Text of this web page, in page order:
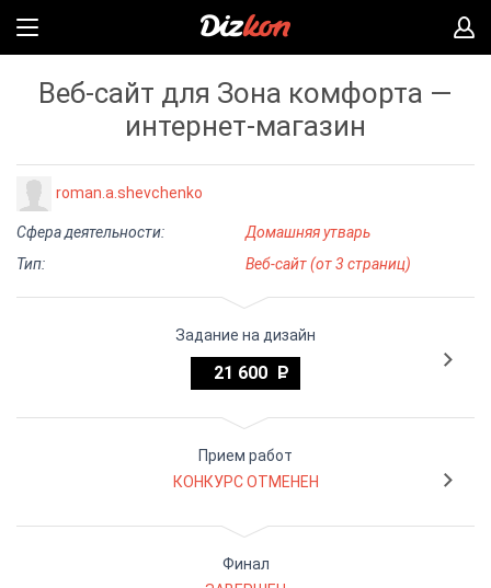
Веб-сайт для Зона комфорта —
интернет-магазин
roman.a.shevchenko
Сфера деятельности:
Домашняя утварь
Тип:
Веб-сайт (от 3 страниц)
Задание на дизайн
21 600
Прием работ
КОНКУРС ОТМЕНЕН
Финал